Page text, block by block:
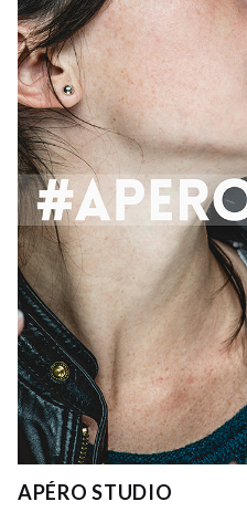
APÉRO STUDIO